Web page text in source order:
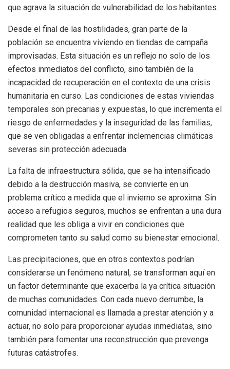
que agrava la situación de vulnerabilidad de los habitantes.
Desde el final de las hostilidades, gran parte de la
población se encuentra viviendo en tiendas de campaña
improvisadas. Esta situación es un reflejo no solo de los
efectos inmediatos del conflicto, sino también de la
incapacidad de recuperación en el contexto de una crisis
humanitaria en curso. Las condiciones de estas viviendas
temporales son precarias y expuestas, lo que incrementa el
riesgo de enfermedades y la inseguridad de las familias,
que se ven obligadas a enfrentar inclemencias climáticas
severas sin protección adecuada.
La falta de infraestructura sólida, que se ha intensificado
debido a la destrucción masiva, se convierte en un
problema crítico a medida que el invierno se aproxima. Sin
acceso a refugios seguros, muchos se enfrentan a una dura
realidad que les obliga a vivir en condiciones que
comprometen tanto su salud como su bienestar emocional.
Las precipitaciones, que en otros contextos podrían
considerarse un fenómeno natural, se transforman aquí en
un factor determinante que exacerba la ya crítica situación
de muchas comunidades. Con cada nuevo derrumbe, la
comunidad internacional es llamada a prestar atención y a
actuar, no solo para proporcionar ayudas inmediatas, sino
también para fomentar una reconstrucción que prevenga
futuras catástrofes.